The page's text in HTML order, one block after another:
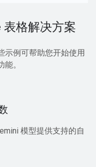
格解决方案
示例可帮助您开始使用
。
模型提供支持的自